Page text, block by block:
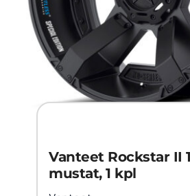
Vanteet Rockstar II
mustat, 1 kpl